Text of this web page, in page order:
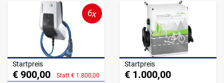
6x
Startpreis
€ 900,00 Statt € 1.800,00
Startpreis
€ 1.000,00